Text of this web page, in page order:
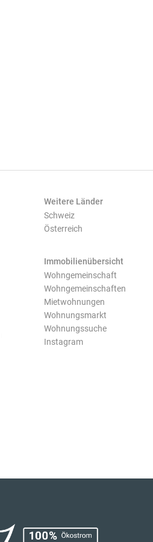
Weitere Länder
Schweiz
Österreich
Immobilienübersicht
Wohngemeinschaft
Wohngemeinschaften
Mietwohnungen
Wohnungsmarkt
Wohnungssuche
Instagram